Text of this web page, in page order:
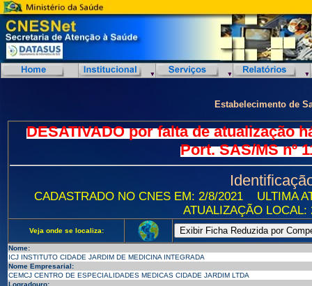
Estabelecimento de
DESATIVADO por falta de atualização
Port. SAS/MS nº
CADASTRADO NO CNES EM: 2/8/2021
ULTIMA
ATUALIZAÇÃO LOCAL:
Veja onde se localiza:
Nome:
ICJ INSTITUTO CIDADE JARDIM DE MEDICINA INTEGRADA
Nome Empresarial:
CEMCJ CENTRO DE ESPECIALIDADES MEDICAS CIDADE JARDIM LTDA
Logradouro: